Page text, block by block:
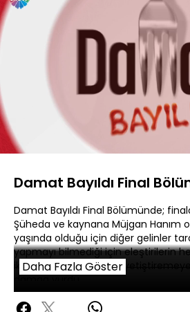
Yüklendi
0.69%
Damat Bayıldı Final
Damat Bayıldı Final Bölümünde;
Şüheda ve kaynana Müjgan Hanım
yaşında olduğu için diğer gelinler
yapmayı bilmediği için eleştirilerin
ikinci yemeği yetiştirip
Daha Fazla Göster